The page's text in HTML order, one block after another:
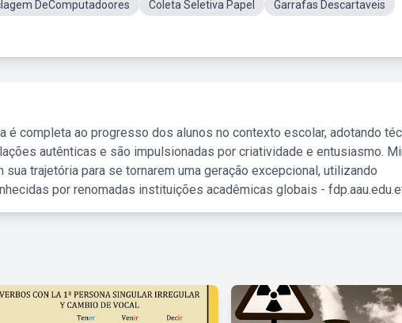
DeComputadoores Coleta Seletiva Papel
Garrafas Descartaveis
é completa ao progresso dos alunos no contexto escolar, adotando
autênticas e são impulsionadas por criatividade e entusiasmo.
trajetória para se tornarem uma geração excepcional, utilizando
por renomadas instituições acadêmicas globais -